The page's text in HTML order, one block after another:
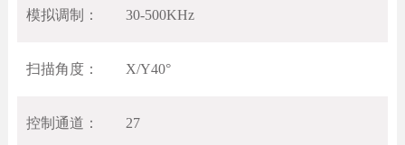
模拟调制： 30-500KHz
扫描角度： X/Y40°
控制通道： 27